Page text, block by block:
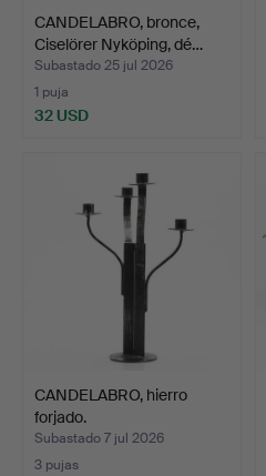
CANDELABRO, bronce,
Ciselörer Nyköping, dé…
Subastado 25 jul 2026
1 puja
32 USD
CANDELABRO, hierro
forjado.
Subastado 7 jul 2026
3 pujas